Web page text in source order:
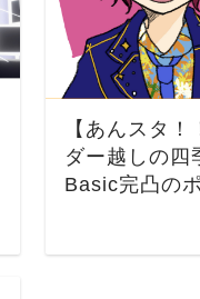
【あんスタ
ダー越しの四
Basic完凸の